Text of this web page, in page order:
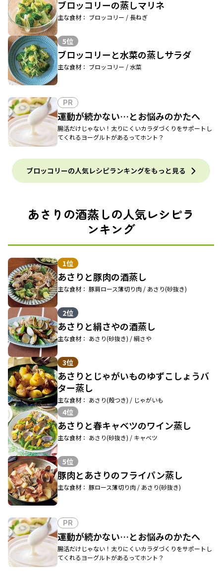
ブロッコリーの蒸しマリネ
主な食材： ブロッコリー / 長ねぎ
5位
ブロッコリーと水菜の蒸しサラダ
主な食材： ブロッコリー / 水菜
PR
運動が続かない…とお悩みのかたへ
腸活だけじゃない！太りにくいカラダづくりをサポートし
てくれるヨーグルトがあるってホント？
ブロッコリーの人気レシピランキングをもっと見る
あさりの酒蒸しの人気レシピラ
ンキング
1位
あさりと豚肉の酒蒸し
主な食材： 豚肩ロース薄切り肉 / あさり(砂抜き)
2位
あさりと絹さやの酒蒸し
主な食材： あさり(砂抜き) / 絹さや
3位
あさりとじゃがいものゆずこしょうバ
ター蒸し
主な食材： あさり(殻つき) / じゃがいも
4位
あさりと春キャベツのワイン蒸し
主な食材： あさり(砂抜き) / キャベツ
5位
豚肉とあさりのフライパン蒸し
主な食材： 豚ロース薄切り肉 / あさり(砂抜き)
PR
運動が続かない…とお悩みのかたへ
腸活だけじゃない！太りにくいカラダづくりをサポートし
てくれるヨーグルトがあるってホント？